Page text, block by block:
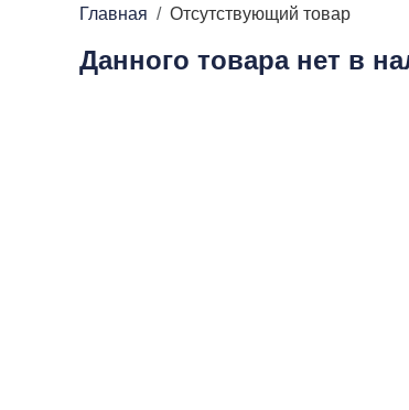
Главная Отсутствующий товар
Данного товара нет в